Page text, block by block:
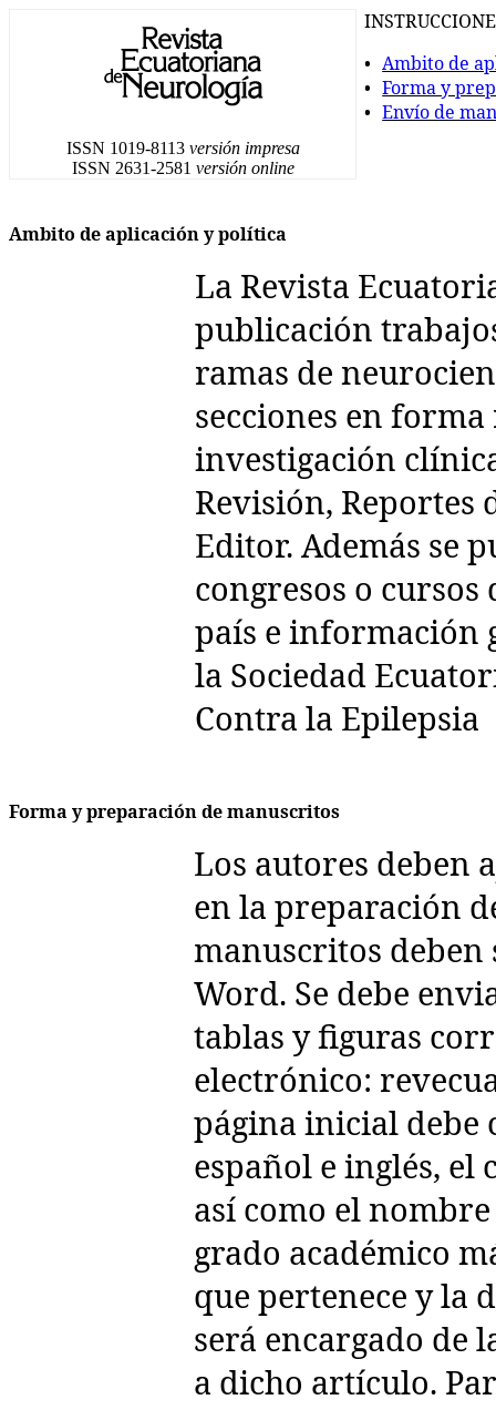
ISSN 1019-8113 versión impresa
ISSN 2631-2581 versión online
• Ambito de
• Forma y
• Envío de
Ambito de aplicación y política
La Revista
publicación
ramas de
secciones en
investigación
Revisión, Reportes
Editor. Además se
congresos o
país e información
la Sociedad
Contra la Epilepsia
Forma y preparación de manuscritos
Los autores deben
en la preparación
manuscritos
Word. Se debe
tablas y figuras
electrónico:
página inicial debe
español e inglés, el
así como el
grado académico
que pertenece y la
será encargado de
a dicho artículo.